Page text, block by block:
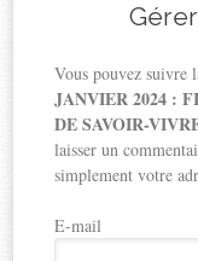
Vous pouvez suivre
JANVIER 2024 :
DE SAVOIR-
laisser un
simplement votre
E-mail